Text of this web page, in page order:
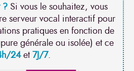
?Si vous le souhaitez, vous
serveur vocal interactif pour
pratiques en fonction de
générale ou isolée) et ce
24et7J/7.